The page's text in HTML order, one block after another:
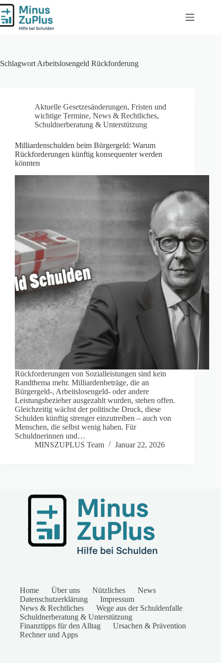
Zum
Inhalt
springen
Schlagwort Arbeitslosengeld Rückforderung
Aktuelle Gesetzesänderungen, Fristen und
wichtige Termine, News & Rechtliches,
Schuldnerberatung & Unterstützung
Milliardenschulden beim Bürgergeld: Warum
Rückforderungen künftig konsequenter werden
könnten
Rückforderungen von Sozialleistungen sind kein
Randthema mehr. Milliardenbeträge, die an
Bürgergeld-, Arbeitslosengeld- oder andere
Leistungsbezieher ausgezahlt wurden, stehen offen.
Gleichzeitig wächst der politische Druck, diese
Schulden künftig strenger einzutreiben – auch von
Menschen, die selbst wenig haben. Für
Schuldnerinnen und…
MINSZUPLUS Team
Januar 22, 2026
Home Über uns Nützliches
News
Datenschutzerklärung
Impressum
News & Rechtliches
Wege aus der Schuldenfalle
Schuldnerberatung & Unterstützung
Finanztipps für den Alltag
Ursachen & Prävention
Rechner und Apps